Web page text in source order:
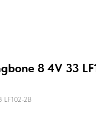
8 4V 33
LF102-2B